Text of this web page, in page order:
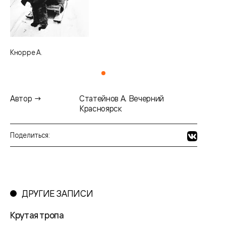
Кнорре А.
Автор →
Статейнов А. Вечерний
Красноярск
Поделиться:
ДРУГИЕ ЗАПИСИ
Крутая тропа